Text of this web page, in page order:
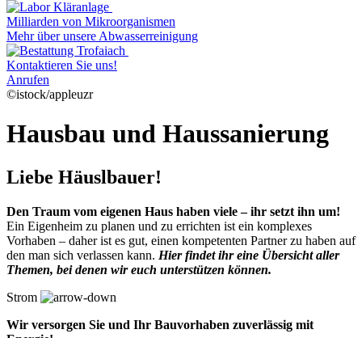
Milliarden von Mikroorganismen
Mehr über unsere Abwasserreinigung
Kontaktieren Sie uns!
Anrufen
©istock/appleuzr
Hausbau und Haussanierung
Liebe Häuslbauer!
Den Traum vom eigenen Haus haben viele – ihr setzt ihn um!
Ein Eigenheim zu planen und zu errichten ist ein komplexes
Vorhaben – daher ist es gut, einen kompetenten Partner zu haben auf
den man sich verlassen kann. Hier findet ihr eine Übersicht aller
Themen, bei denen wir euch unterstützen können.
Strom
Wir versorgen Sie und Ihr Bauvorhaben zuverlässig mit